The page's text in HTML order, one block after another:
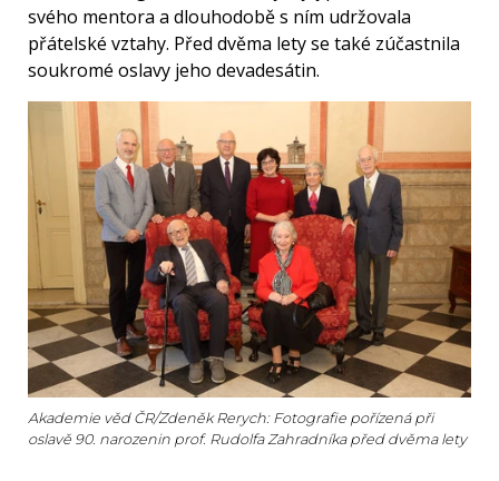
svého mentora a dlouhodobě s ním udržovala
přátelské vztahy. Před dvěma lety se také zúčastnila
soukromé oslavy jeho devadesátin.
Akademie věd ČR/Zdeněk Rerych: Fotografie pořízená při
oslavě 90. narozenin prof. Rudolfa Zahradníka před dvěma lety